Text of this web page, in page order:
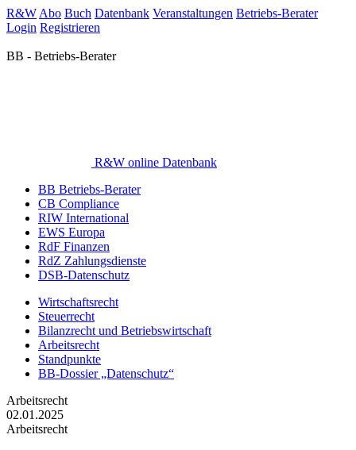
R&W Abo Buch Datenbank Veranstaltungen Betriebs-Berater
Login Registrieren
BB - Betriebs-Berater
R&W online Datenbank
BB Betriebs-Berater
CB Compliance
RIW International
EWS Europa
RdF Finanzen
RdZ Zahlungsdienste
DSB-Datenschutz
Wirtschaftsrecht
Steuerrecht
Bilanzrecht und Betriebswirtschaft
Arbeitsrecht
Standpunkte
BB-Dossier „Datenschutz“
Arbeitsrecht
02.01.2025
Arbeitsrecht